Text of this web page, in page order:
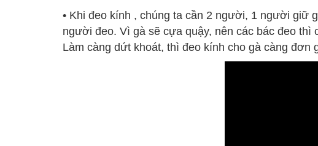
• Khi đeo kính , chúng ta cần 2 người, 1 người giữ
người đeo. Vì gà sẽ cựa quậy, nên các bác đeo thì
Làm càng dứt khoát, thì đeo kính cho gà càng đơn